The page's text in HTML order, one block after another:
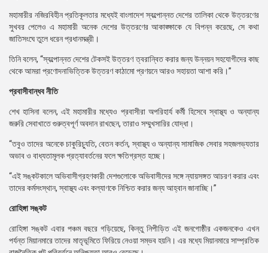
মহামারীর নজিরবিহীন প্রতিকূলতার মধ্যেই বাংলাদেশ স্বল্পোন্নত দেশের তালিকা থেকে উত্তরণের
সুখবর পেলেও এ মহামারী অনেক দেশের উত্তরণের আকাঙ্ক্ষাকে যে বিপন্ন করেছে, সে কথা
জাতিসংঘে তুলে ধরেন প্রধানমন্ত্রী।
তিনি বলেন, “স্বল্পোন্নত দেশের টেকসই উত্তরণ ত্বরান্বিত করার জন্য উন্নয়ন সহযোগীদের কাছ
থেকে আমরা প্রণোদনাভিত্তিক উত্তরণ কাঠামো প্রণয়নে আরও সহায়তা আশা করি।”
প্রবাসীবান্ধব নীতি
শেখ হাসিনা বলেন, এই মহামারীর মধ্যেও প্রবাসীরা অপরিহার্য কর্মী হিসেবে স্বাস্থ্য ও অন্যান্য
জরুরি সেবাখাতে গুরুত্বপূর্ণ অবদান রাখছেন, তারাও সম্মুখসারির যোদ্ধা।
“তবুও তাদের অনেকে চাকুরিচ্যুতি, বেতন কর্তন, স্বাস্থ্য ও অন্যান্য সামাজিক সেবার সহজলভ্যতার
অভাব ও বাধ্যতামূলক প্রত্যাবর্তনের ফলে ক্ষতিগ্রস্ত হচ্ছে।
“এই সঙ্কটকালে অভিবাসীগ্রহণকারী দেশগুলোকে অভিবাসীদের সঙ্গে ন্যায়সঙ্গত আচরণ করার এবং
তাদের কর্মসংস্থান, স্বাস্থ্য এবং কল্যাণকে নিশ্চিত করার জন্য আহ্বান জানাচ্ছি।”
রোহিঙ্গা সঙ্কট
রোহিঙ্গা সঙ্কট এবার পঞ্চম বছরে গড়িয়েছে, কিন্তু নিপীড়িত এই জনগোষ্ঠীর একজনকেও এখন
পর্যন্ত মিয়ানমারে তাদের মাতৃভূমিতে ফিরিয়ে নেওয়া সম্ভব হয়নি। এর মধ্যে মিয়ানমারে সাম্প্রতিক